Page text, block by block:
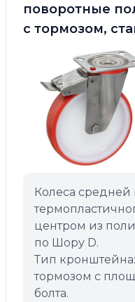
поворотные
с тормозом,
Колеса средней
центром из
по Шору D.
Тип
тормозом с
болта.